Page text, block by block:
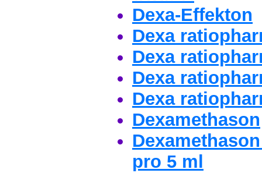
Dexa-Effekton
Dexa
Dexa
Dexa
Dexa
Dexamethason
pro 5 ml